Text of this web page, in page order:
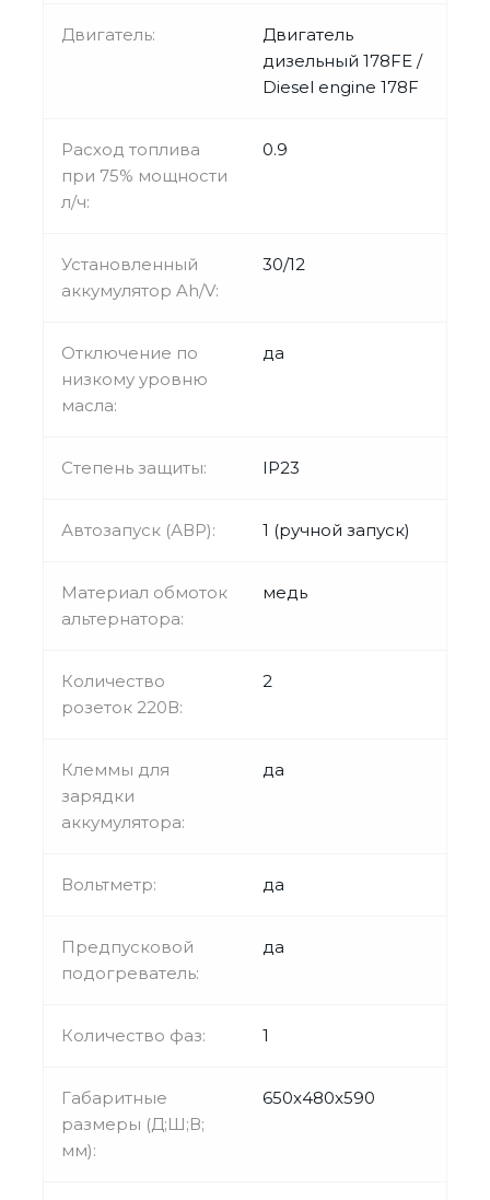
Двигатель:
Двигатель
дизельный 178FE /
Diesel engine 178F
Расход топлива
при 75% мощности
л/ч:
0.9
Установленный
аккумулятор Ah/V:
30/12
Отключение по
низкому уровню
масла:
да
Степень защиты: IP23
Автозапуск (АВР): 1 (ручной запуск)
Материал обмоток
альтернатора:
медь
Количество
розеток 220В:
2
Клеммы для
зарядки
аккумулятора:
да
Вольтметр: да
Предпусковой
подогреватель:
да
Количество фаз: 1
Габаритные
размеры (Д;Ш;В;
мм):
650x480x590